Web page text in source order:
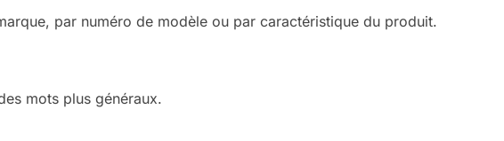
par numéro de modèle ou par caractéristique du produit.
mots plus généraux.